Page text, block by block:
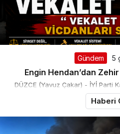
Gündem 5
Engin Hendan’dan
DÜZCE (Yavuz Çakar) - İYİ Parti
Haberi